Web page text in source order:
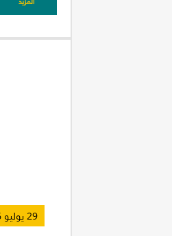
29 يوليو 2026